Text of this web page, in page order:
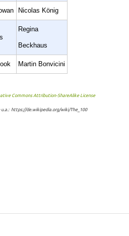
Nicolas König
Regina
Beckhaus
Martin Bonvicini
Commons Attribution-ShareAlike License
https://de.wikipedia.org/wiki/The_100